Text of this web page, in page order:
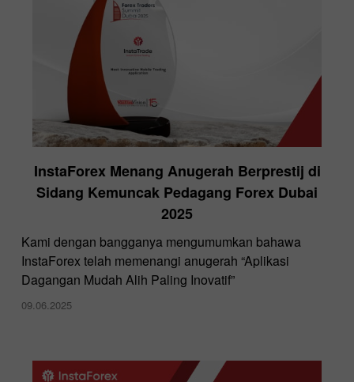
InstaForex Menang Anugerah Berprestij di
Sidang Kemuncak Pedagang Forex Dubai
2025
Kami dengan bangganya mengumumkan bahawa
InstaForex telah memenangi anugerah “Aplikasi
Dagangan Mudah Alih Paling Inovatif”
09.06.2025